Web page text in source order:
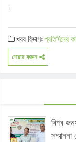
।
খবর বিভাগঃপ্রতিদিনের
শেয়ার করুন
বিশ্ব
সম্মাননা